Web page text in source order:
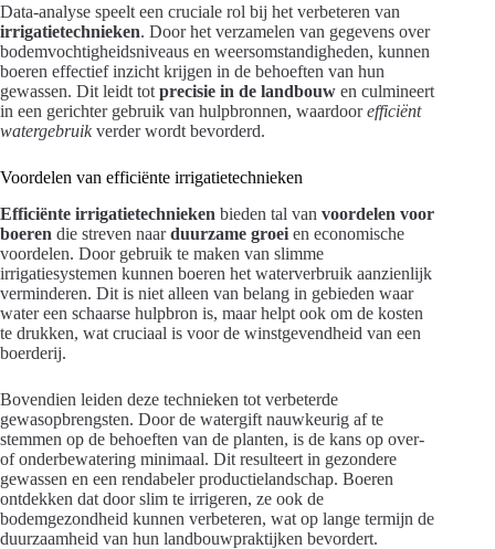
Data-analyse speelt een cruciale rol bij het verbeteren van
irrigatietechnieken. Door het verzamelen van gegevens over
bodemvochtigheidsniveaus en weersomstandigheden, kunnen
boeren effectief inzicht krijgen in de behoeften van hun
gewassen. Dit leidt tot precisie in de landbouw en culmineert
in een gerichter gebruik van hulpbronnen, waardoorefficiënt
watergebruikverder wordt bevorderd.
Voordelen van efficiënte irrigatietechnieken
Efficiënte irrigatietechnieken bieden tal van voordelen voor
boeren die streven naarduurzame groei en economische
voordelen. Door gebruik te maken van slimme
irrigatiesystemen kunnen boeren het waterverbruik aanzienlijk
verminderen. Dit is niet alleen van belang in gebieden waar
water een schaarse hulpbron is, maar helpt ook om de kosten
te drukken, wat cruciaal is voor de winstgevendheid van een
boerderij.
Bovendien leiden deze technieken tot verbeterde
gewasopbrengsten. Door de watergift nauwkeurig af te
stemmen op de behoeften van de planten, is de kans op over-
of onderbewatering minimaal. Dit resulteert in gezondere
gewassen en een rendabeler productielandschap. Boeren
ontdekken dat door slim te irrigeren, ze ook de
bodemgezondheid kunnen verbeteren, wat op lange termijn de
duurzaamheid van hun landbouwpraktijken bevordert.